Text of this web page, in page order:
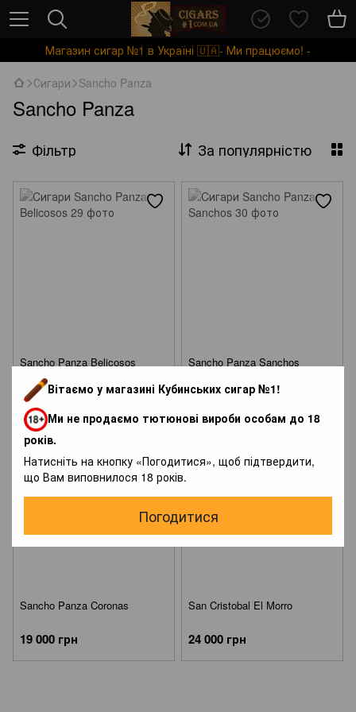
Вітаємо у магазині Кубинських сигар №1!
Ми не продаємо тютюнові вироби особам до 18
років.
Натисніть на кнопку «Погодитися», щоб підтвердити,
що Вам виповнилося 18 років.
Погодитися
Магазин сигар №1 в Україні 🇺🇦- Ми працюємо! -
Сигари Sancho Panza
Sancho Panza
Фільтр За популярністю
Sancho Panza Belicosos
25 000 грн
Sancho Panza Sanchos
23 500 грн
Sancho Panza Coronas
19 000 грн
San Cristobal El Morro
24 000 грн